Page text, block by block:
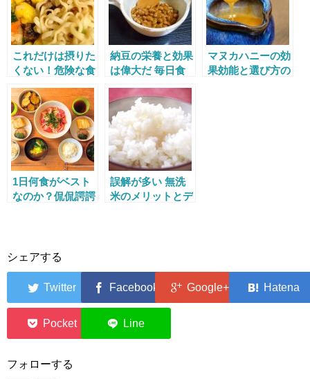
これだけは摂りた
くない！危険な食
納豆の栄養と効果
は偉大だ 毎日食
もご紹介
マヌカハニーの効
果効能と選び方の
1日何食がベスト
なのか？侃侃諤諤
誤解が多い 無洗
米のメリットとデ
シェアする
フォローする